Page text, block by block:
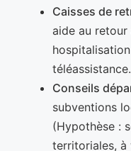
Caisses de
aide au
téléassistance.
Conseils
subventions
(Hypothèse :
territoriales, à